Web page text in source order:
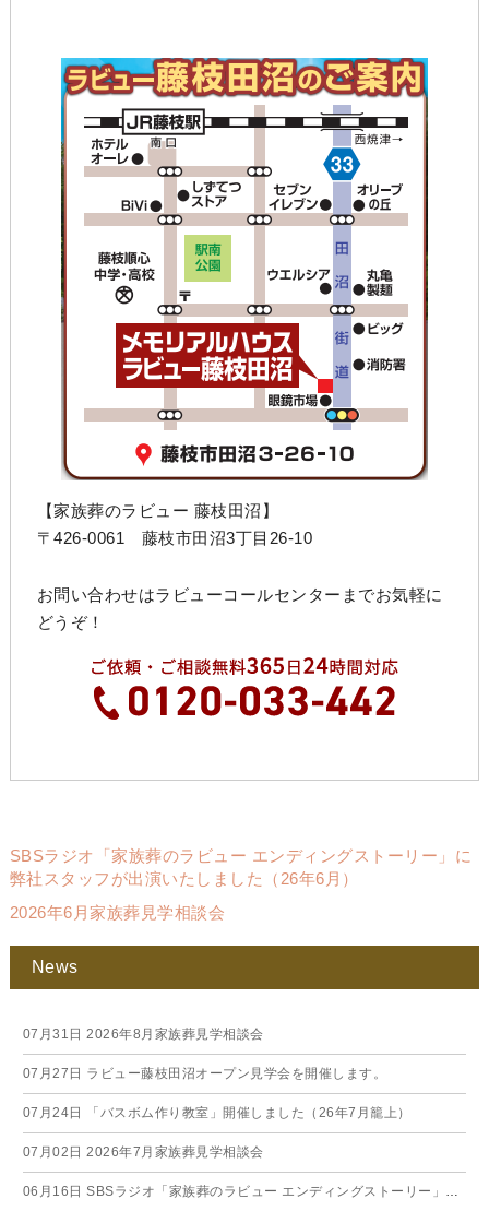
【家族葬のラビュー 藤枝田沼】
〒426-0061 藤枝市田沼3丁目26-10
お問い合わせはラビューコールセンターまでお気軽に
どうぞ！
SBSラジオ「家族葬のラビュー エンディングストーリー」に
弊社スタッフが出演いたしました（26年6月）
2026年6月家族葬見学相談会
News
07月31日 2026年8月家族葬見学相談会
07月27日 ラビュー藤枝田沼オープン見学会を開催します。
07月24日 「バスボム作り教室」開催しました（26年7月籠上）
07月02日 2026年7月家族葬見学相談会
06月16日 SBSラジオ「家族葬のラビュー エンディングストーリー」に弊社スタッフが出演いたしました（26年6月）